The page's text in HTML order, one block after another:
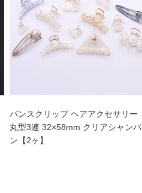
バンスクリップ ヘアアクセサリー
丸型3連 32×58mm クリアシャンパ
ン【2ヶ】